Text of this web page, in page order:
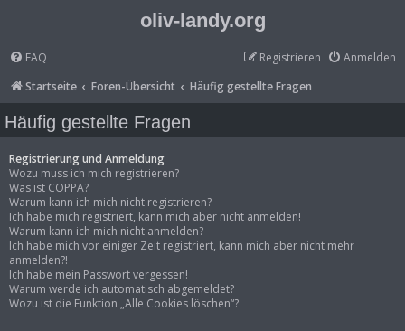
oliv-landy.org
FAQ Anmelden
Registrieren
Startseite
Foren-Übersicht Häufig gestellte Fragen
Häufig gestellte Fragen
Registrierung und Anmeldung
Wozu muss ich mich registrieren?
Was ist COPPA?
Warum kann ich mich nicht registrieren?
Ich habe mich registriert, kann mich aber nicht anmelden!
Warum kann ich mich nicht anmelden?
Ich habe mich vor einiger Zeit registriert, kann mich aber nicht mehr
anmelden?!
Ich habe mein Passwort vergessen!
Warum werde ich automatisch abgemeldet?
Wozu ist die Funktion „Alle Cookies löschen“?